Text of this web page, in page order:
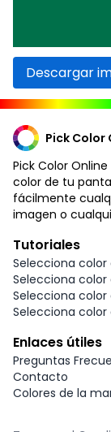
Descargar
Pick Color
Pick Color
color de tu
fácilmente
imagen o
Tutoriales
Selecciona color
Selecciona color
Selecciona color
Selecciona color
Enlaces útiles
Preguntas
Contacto
Colores de la